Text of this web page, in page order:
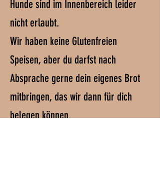
Hunde sind im Innenbereich leider
nicht erlaubt.
Wir haben keine Glutenfreien
Speisen, aber du darfst nach
Absprache gerne dein eigenes Brot
mitbringen, das wir dann für dich
belegen können.